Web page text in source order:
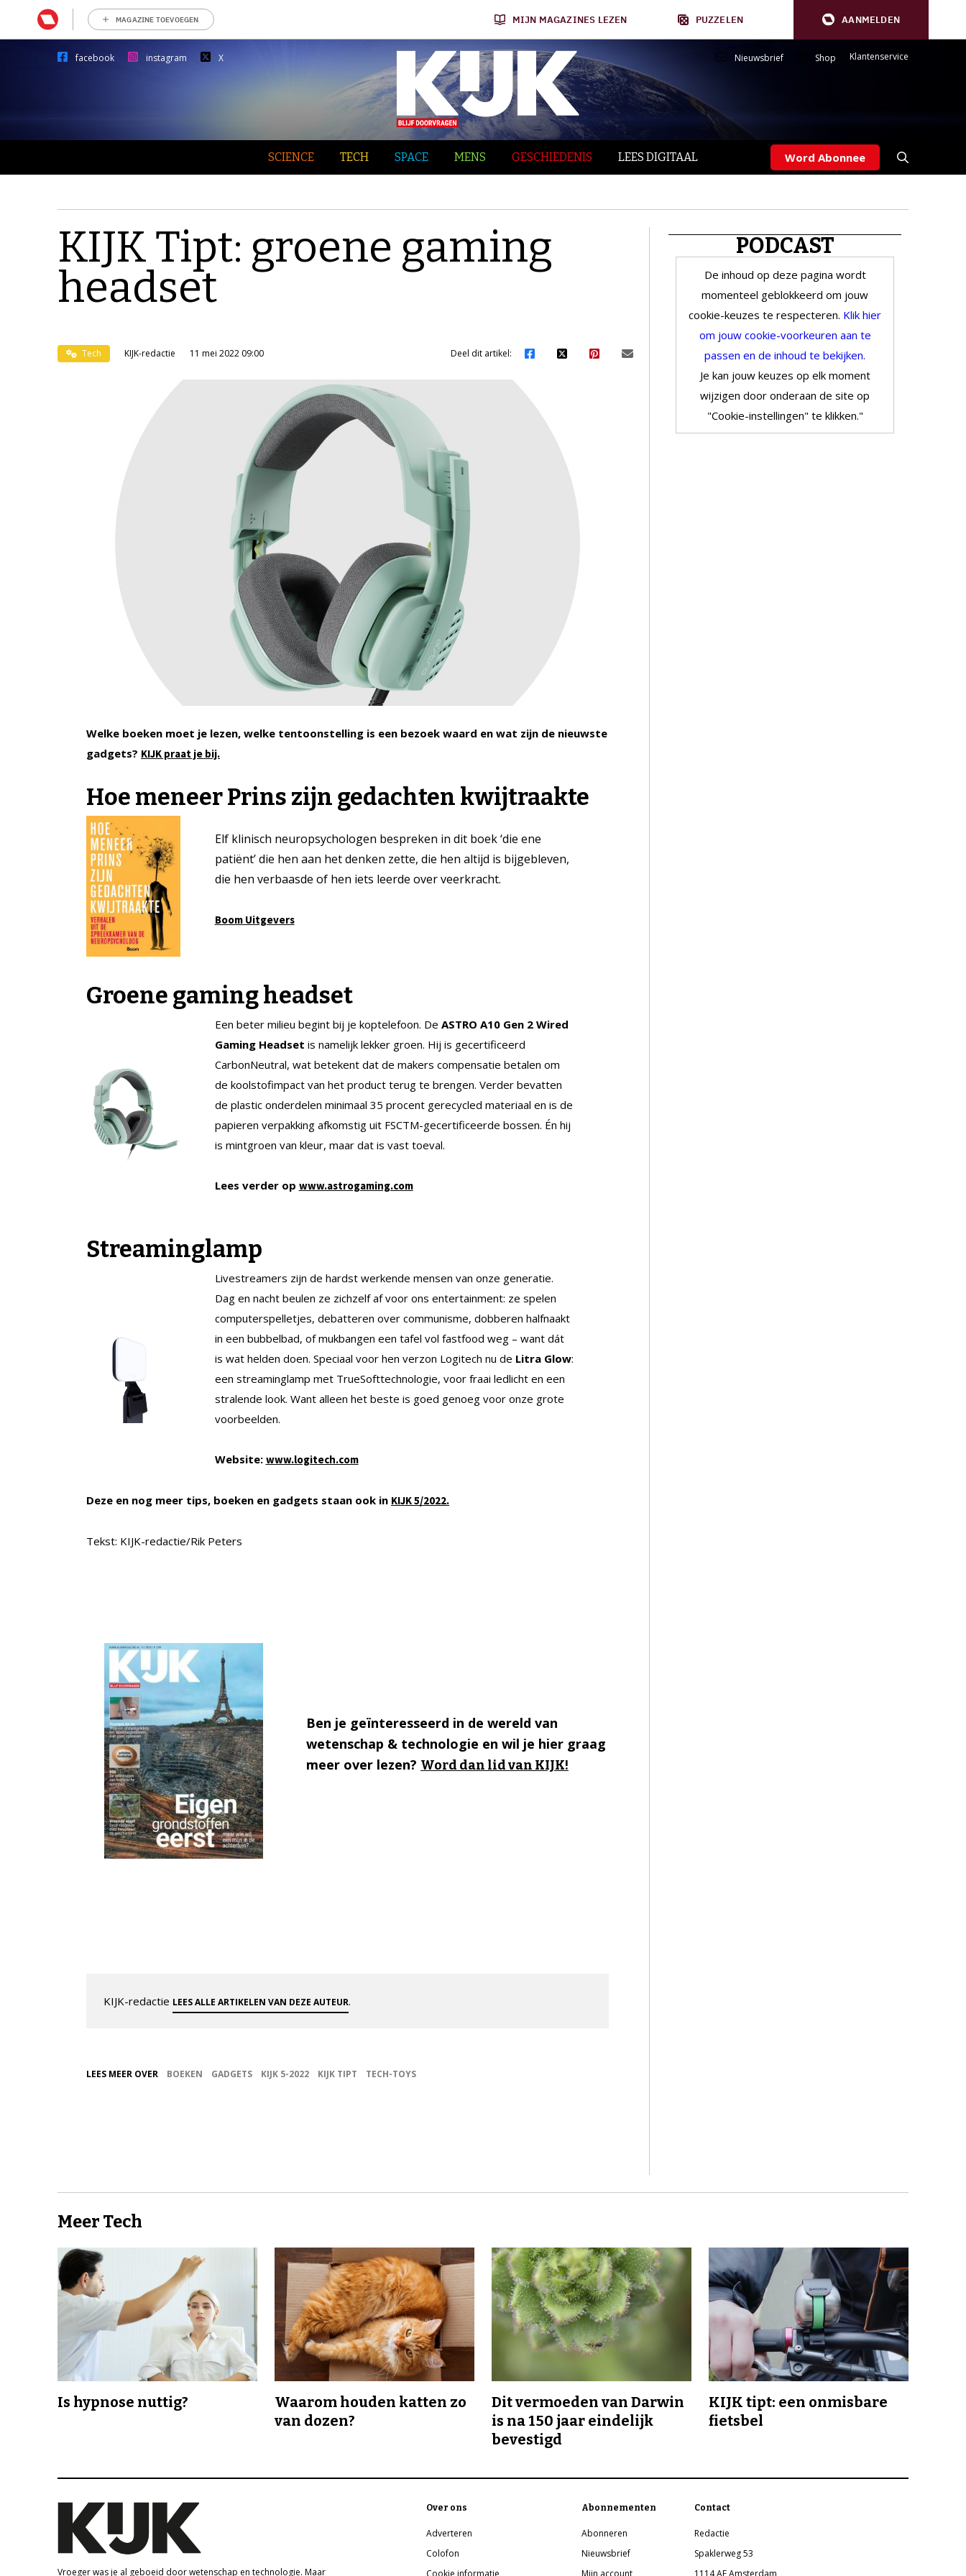
MAGAZINE TOEVOEGEN MIJN MAGAZINES LEZEN PUZZELEN AANMELDEN
facebook instagram X Nieuwsbrief Shop Klantenservice
SCIENCE TECH SPACE MENS GESCHIEDENIS LEES DIGITAAL Word Abonnee
KIJK Tipt: groene gaming
headset
Tech KIJK-redactie 11 mei 2022 09:00 Deel dit artikel:
Welke boeken moet je lezen, welke tentoonstelling is een bezoek waard en wat zijn de nieuwste
gadgets? KIJK praat je bij.
Hoe meneer Prins zijn gedachten kwijtraakte
Elf klinisch neuropsychologen bespreken in dit boek ‘die ene
patiënt’ die hen aan het denken zette, die hen altijd is bijgebleven,
die hen verbaasde of hen iets leerde over veerkracht.
Boom Uitgevers
Groene gaming headset
Een beter milieu begint bij je koptelefoon. De ASTRO A10 Gen 2 Wired
Gaming Headset is namelijk lekker groen. Hij is gecertificeerd
CarbonNeutral, wat betekent dat de makers compensatie betalen om
de koolstofimpact van het product terug te brengen. Verder bevatten
de plastic onderdelen minimaal 35 procent gerecycled materiaal en is de
papieren verpakking afkomstig uit FSCTM-gecertificeerde bossen. Én hij
is mintgroen van kleur, maar dat is vast toeval.
Lees verder op www.astrogaming.com
Streaminglamp
Livestreamers zijn de hardst werkende mensen van onze generatie.
Dag en nacht beulen ze zichzelf af voor ons entertainment: ze spelen
computerspelletjes, debatteren over communisme, dobberen halfnaakt
in een bubbelbad, of mukbangen een tafel vol fastfood weg – want dát
is wat helden doen. Speciaal voor hen verzon Logitech nu de Litra Glow:
een streaminglamp met TrueSofttechnologie, voor fraai ledlicht en een
stralende look. Want alleen het beste is goed genoeg voor onze grote
voorbeelden.
Website: www.logitech.com
Deze en nog meer tips, boeken en gadgets staan ook in KIJK 5/2022.
Tekst: KIJK-redactie/Rik Peters
Ben je geïnteresseerd in de wereld van
wetenschap & technologie en wil je hier graag
meer over lezen? Word dan lid van KIJK!
KIJK-redactie LEES ALLE ARTIKELEN VAN DEZE AUTEUR.
LEES MEER OVER BOEKEN GADGETS KIJK 5-2022 KIJK TIPT TECH-TOYS
PODCAST
De inhoud op deze pagina wordt
momenteel geblokkeerd om jouw
cookie-keuzes te respecteren. Klik hier
om jouw cookie-voorkeuren aan te
passen en de inhoud te bekijken.
Je kan jouw keuzes op elk moment
wijzigen door onderaan de site op
"Cookie-instellingen" te klikken."
Meer Tech
Is hypnose nuttig?
Waarom houden katten zo
van dozen?
Dit vermoeden van Darwin
is na 150 jaar eindelijk
bevestigd
KIJK tipt: een onmisbare
fietsbel
Vroeger was je al geboeid door wetenschap en technologie. Maar
Over ons
Adverteren
Colofon
Cookie informatie
Abonnementen
Abonneren
Nieuwsbrief
Mijn account
Contact
Redactie
Spaklerweg 53
1114 AE Amsterdam